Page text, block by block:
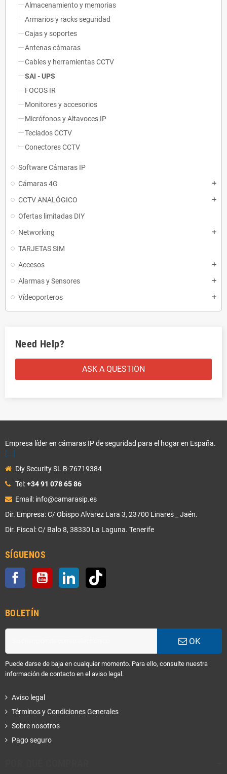
Almacenamiento y memorias
Armarios y racks seguridad
Cajas y soportes
Antenas cámaras
Cables y herramientas CCTV
SAI - UPS
FOCOS IR
Monitores y accesorios
Micrófonos y Altavoces IP
Teclados CCTV
Conectores CCTV
Software Cámaras IP
Cámaras 4G
add
CCTV ANALÓGICO add
Ofertas limitadas DIY
Networking
add
TARJETAS SIM
Accesos
add
Alarmas y Sensores add
Vídeoporteros add
Need Help?
ASK A QUESTION
Empresa líder en cámaras IP de seguridad para el hogar en España.
[...]
Diy Security SL B-76719384
Tel:+34 91 078 65 86
Email: info@camarasip.es
Dir. Empresa: C/ Obispo Alvarez Lara 3, 23700 Linares _ Jaén.
Dir. Fiscal: C/ Balo 8, 38330 La Laguna. Tenerife
SÍGUENOS
Facebook YouTube LinkedIn
BOLETÍN
OK
Puede darse de baja en cualquier momento. Para ello, consulte nuestra
información de contacto en el aviso legal.
Aviso legal
Términos y Condiciones Generales
Sobre nosotros
Pago seguro